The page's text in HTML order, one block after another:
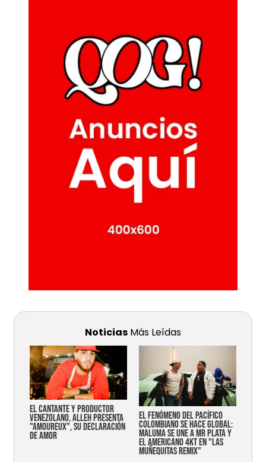
Noticias Más Leídas
EL CANTANTE Y PRODUCTOR
VENEZOLANO, ALLEH PRESENTA
"AMOUREUX", SU DECLARACIÓN
DE AMOR
EL FENÓMENO DEL PACÍFICO
COLOMBIANO SE HACE GLOBAL:
MALUMA SE UNE A MR PLATA Y
EL AMERICANO 4KT EN "LAS
MUÑEQUITAS REMIX"